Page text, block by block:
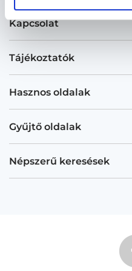
Kapcsolat
Tájékoztatók
Hasznos oldalak
Gyűjtő oldalak
Népszerű keresések